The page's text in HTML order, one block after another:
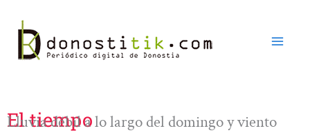
contenido
El tiempo
Lluvia débil a lo largo del domingo y viento